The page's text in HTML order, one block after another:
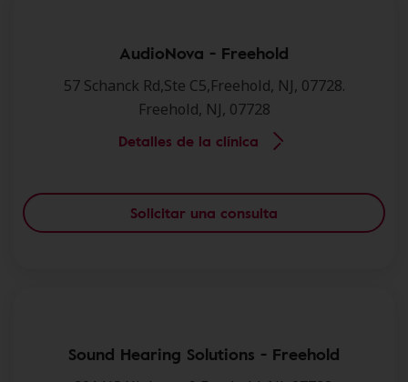
AudioNova - Freehold
57 Schanck Rd,Ste C5,Freehold, NJ, 07728.
Freehold, NJ, 07728
Detalles de la clínica
Solicitar una consulta
Sound Hearing Solutions - Freehold